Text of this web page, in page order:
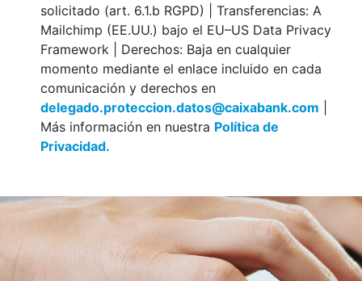
solicitado (art. 6.1.b RGPD) | Transferencias: A
Mailchimp (EE.UU.) bajo el EU–US Data Privacy
Framework | Derechos: Baja en cualquier
momento mediante el enlace incluido en cada
comunicación y derechos en
delegado.proteccion.datos@caixabank.com
Más información en nuestra Política de
Privacidad.